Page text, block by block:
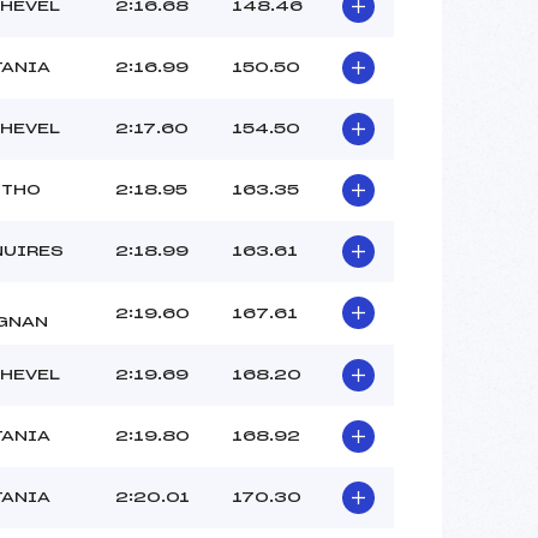
2:16.68 148.46
2:16.99 150.50
2:17.60 154.50
2:18.95 163.35
2:18.99 163.61
2:19.60 167.61
2:19.69 168.20
2:19.80 168.92
2:20.01 170.30